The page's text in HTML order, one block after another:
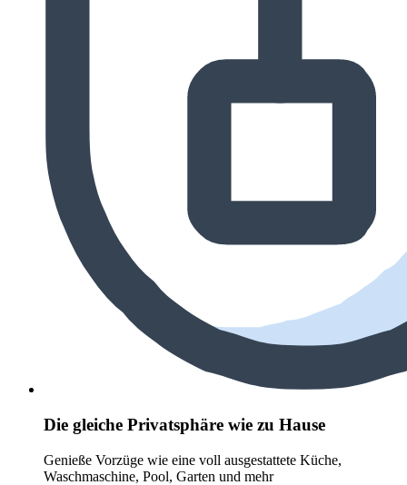
Die gleiche Privatsphäre wie zu Hause
Genieße Vorzüge wie eine voll ausgestattete Küche,
Waschmaschine, Pool, Garten und mehr